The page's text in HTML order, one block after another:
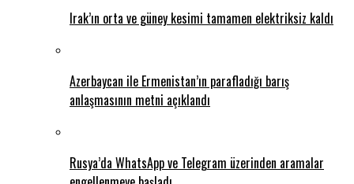
Irak’ın orta ve güney kesimi tamamen elektriksiz kaldı
Azerbaycan ile Ermenistan’ın parafladığı barış
anlaşmasının metni açıklandı
Rusya’da WhatsApp ve Telegram üzerinden aramalar